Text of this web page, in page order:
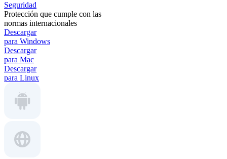
Seguridad
Protección que cumple con las
normas internacionales
Descargar
para Windows
Descargar
para Mac
Descargar
para Linux